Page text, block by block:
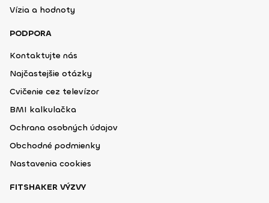
Vízia a hodnoty
PODPORA
Kontaktujte nás
Najčastejšie otázky
Cvičenie cez televízor
BMI kalkulačka
Ochrana osobných údajov
Obchodné podmienky
Nastavenia cookies
FITSHAKER VÝZVY